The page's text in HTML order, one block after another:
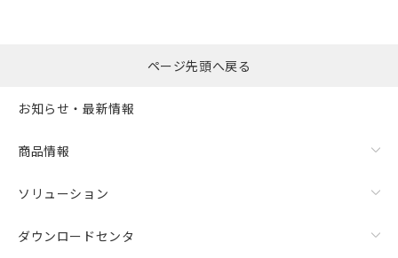
ページ先頭へ戻る
お知らせ・最新情報
商品情報
ソリューション
ダウンロードセンタ